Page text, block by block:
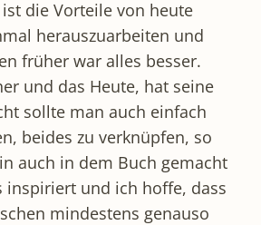
die Vorteile von heute
herauszuarbeiten und
früher war alles besser.
und das Heute, hat seine
sollte man auch einfach
beides zu verknüpfen, so
auch in dem Buch gemacht
inspiriert und ich hoffe, dass
mindestens genauso